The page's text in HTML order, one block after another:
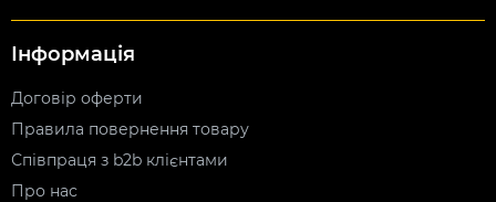
Інформація
Договір оферти
Правила повернення товару
Співпраця з b2b клієнтами
Про нас